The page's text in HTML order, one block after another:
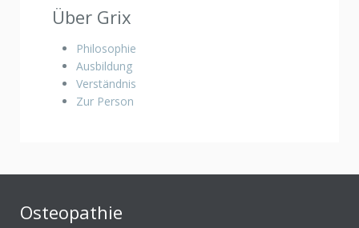
Über Grix
Philosophie
Ausbildung
Verständnis
Zur Person
Osteopathie